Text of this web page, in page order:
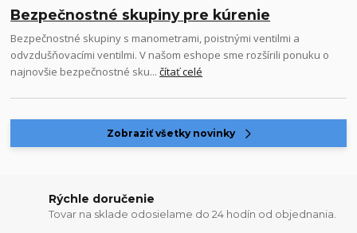
Bezpečnostné skupiny pre kúrenie
Bezpečnostné skupiny s manometrami, poistnými ventilmi a
odvzdušňovacími ventilmi. V našom eshope sme rozšírili ponuku o
najnovšie bezpečnostné sku...čítať celé
Zobraziť všetky novinky
Rýchle doručenie
Tovar na sklade odosielame do 24 hodín od objednania.